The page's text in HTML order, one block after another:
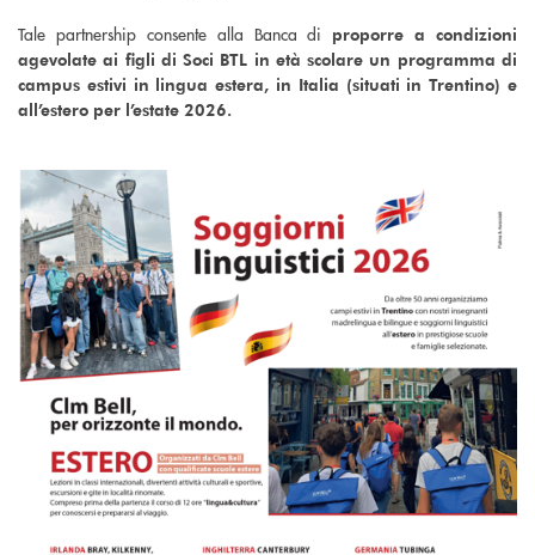
Tale partnership consente alla Banca di proporre a condizioni
agevolate ai figli di Soci BTL in età scolare un programma di
campus estivi in lingua estera, in Italia (situati in Trentino) e
all’estero per l’estate 2026.